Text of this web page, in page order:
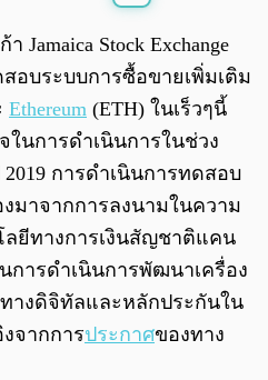
Stock Exchange
อบระบบการซื้อขายเพิ่มเติม
Ethereum (ETH) ในเร็วๆนี้
ในการดำเนินการในช่วง
การดำเนินการทดสอบ
มาจากการลงนามในความ
ยีทางการเงินสัญชาติแคน
การดำเนินการพัฒนาเครื่อง
างดิจิทัลและหลักประกันใน
จากการประกาศของทาง